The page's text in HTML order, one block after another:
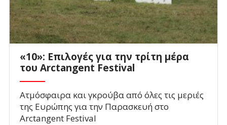
«10»: Επιλογές για την τρίτη μέρα
του Arctangent Festival
Ατμόσφαιρα και γκρούβα από όλες τις μεριές
της Ευρώπης για την Παρασκευή στο
Arctangent Festival